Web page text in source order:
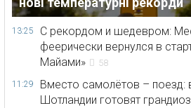
13:25
С рекордом и шедевром:
феерически вернулся в
Майами»
58
11:29
Вместо самолётов – поезд:
Шотландии готовят